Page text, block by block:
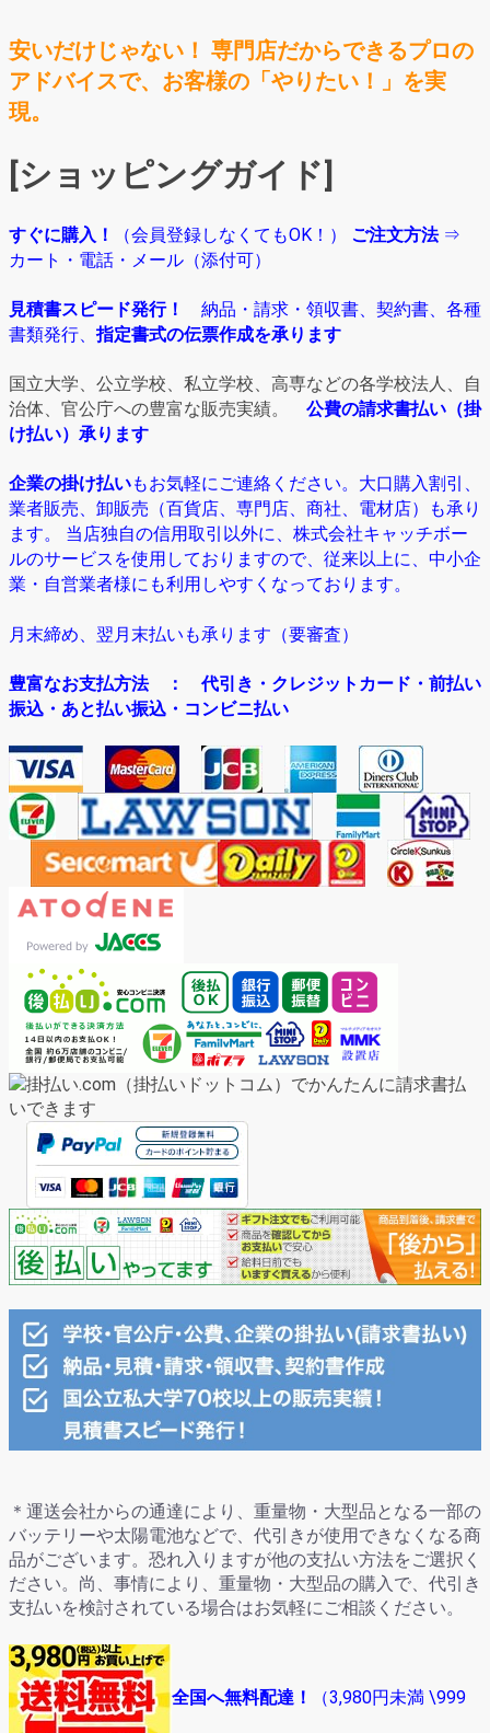
安いだけじゃない！ 専門店だからできるプロの
アドバイスで、お客様の「やりたい！」を実
現。
[ショッピングガイド]
すぐに購入！ （会員登録しなくてもOK！） ご注文方法⇒
カート・電話・メール（添付可）
見積書スピード発行！
納品・請求・領収書、契約書、各種
書類発行、指定書式の伝票作成を承ります
国立大学、公立学校、私立学校、高専などの各学校法人、自
治体、官公庁への豊富な販売実績。
公費の請求書払い（掛
け払い）承ります
企業の掛け払いもお気軽にご連絡ください。大口購入割引、
業者販売、卸販売（百貨店、専門店、商社、電材店）も承り
ます。 当店独自の信用取引以外に、株式会社キャッチボー
ルのサービスを使用しておりますので、従来以上に、中小企
業・自営業者様にも利用しやすくなっております。
月末締め、翌月末払いも承ります（要審査）
豊富なお支払方法： 代引き・クレジットカード・前払い
振込・あと払い振込・コンビニ払い
＊運送会社からの通達により、重量物・大型品となる一部の
バッテリーや太陽電池などで、代引きが使用できなくなる商
品がございます。恐れ入りますが他の支払い方法をご選択く
ださい。尚、事情により、重量物・大型品の購入で、代引き
支払いを検討されている場合はお気軽にご相談ください。
全国へ無料配達！ （3,980円未満 \999